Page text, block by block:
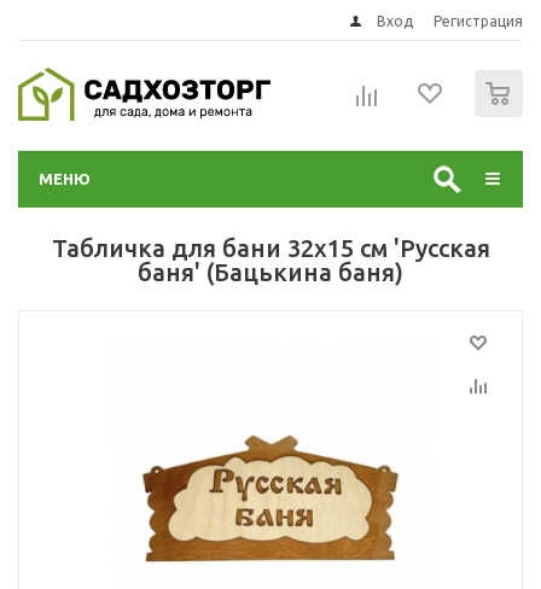
Вход Регистрация
МЕНЮ
Табличка для бани 32х15 см 'Русская
баня' (Бацькина баня)